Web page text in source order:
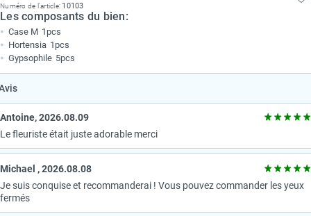
Numéro de l'article: 10103
Les composants du bien:
Case M 1pcs
Hortensia 1pcs
Gypsophile 5pcs
Antoine, 2026.08.09
Le fleuriste était juste adorable merci
Michael , 2026.08.08
Je suis conquise et recommanderai ! Vous pouvez commander les yeux
fermés